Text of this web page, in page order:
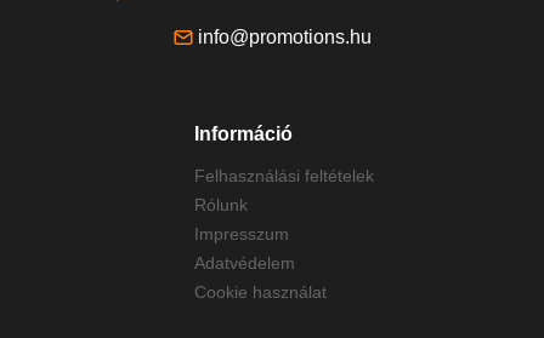
info@promotions.hu
Információ
Felhasználási feltételek
Rólunk
Impresszum
Adatvédelem
Cookie használat